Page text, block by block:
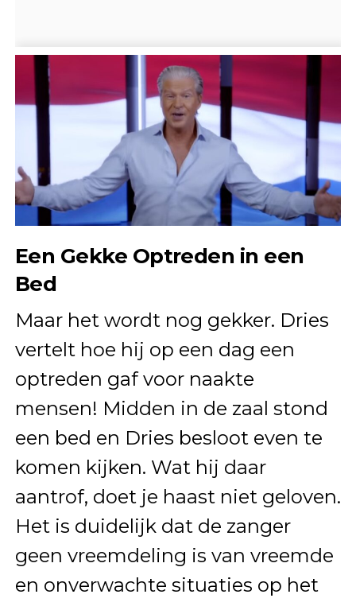
Een Gekke Optreden in een
Bed
Maar het wordt nog gekker. Dries
vertelt hoe hij op een dag een
optreden gaf voor naakte
mensen! Midden in de zaal stond
een bed en Dries besloot even te
komen kijken. Wat hij daar
aantrof, doet je haast niet geloven.
Het is duidelijk dat de zanger
geen vreemdeling is van vreemde
en onverwachte situaties op het